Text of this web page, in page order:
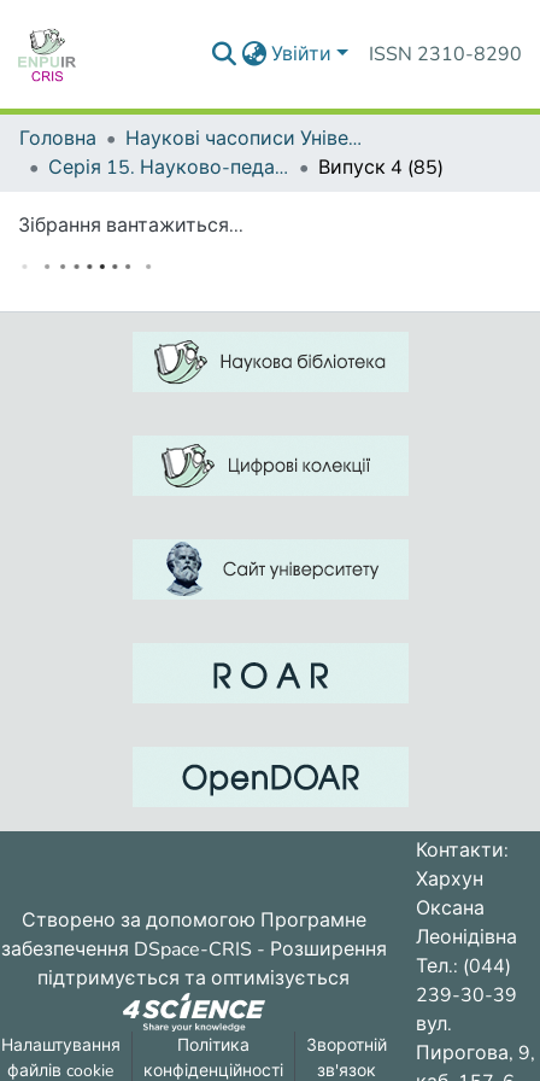
Увійти ISSN 2310-8290
Головна
Наукові часописи Університету
Серія 15. Науково-педагогічні проблеми фізичної культури (фізична культура і спорт)
Випуск 4 (85)
Зібрання вантажиться...
Створено за допомогою Програмне
забезпечення DSpace-CRIS - Розширення
підтримується та оптимізується
Налаштування
файлів cookie
Політика
конфіденційності
Зворотній
зв'язок
Контакти:
Хархун
Оксана
Леонідівна
Тел.: (044)
239-30-39
вул.
Пирогова, 9,